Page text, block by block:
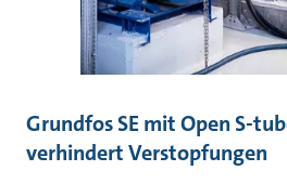
Grundfos SE mit Open S-
verhindert Verstopfungen